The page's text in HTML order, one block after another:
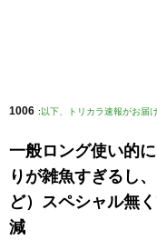
1006 :以下、トリカラ速報がお届
一般ロング使い的
りが雑魚すぎるし
ど）スペシャル無
減